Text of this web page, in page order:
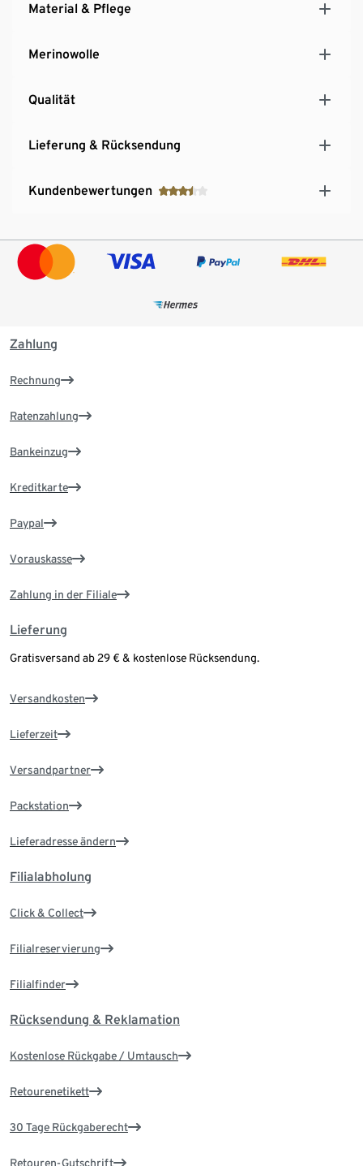
Material & Pflege
Merinowolle
Qualität
Lieferung & Rücksendung
Kundenbewertungen
Zahlung
Rechnung
Ratenzahlung
Bankeinzug
Kreditkarte
Paypal
Vorauskasse
Zahlung in der Filiale
Lieferung
Gratisversand ab 29 € & kostenlose Rücksendung.
Versandkosten
Lieferzeit
Versandpartner
Packstation
Lieferadresse ändern
Filialabholung
Click & Collect
Filialreservierung
Filialfinder
Rücksendung & Reklamation
Kostenlose Rückgabe / Umtausch
Retourenetikett
30 Tage Rückgaberecht
Retouren-Gutschrift